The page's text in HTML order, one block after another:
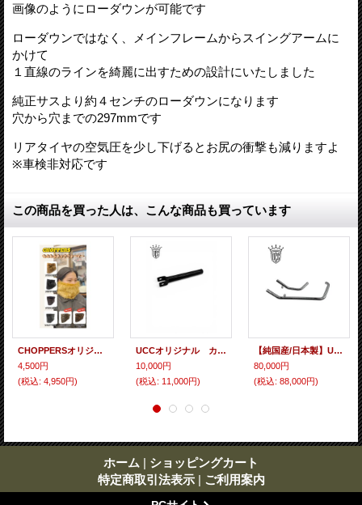
画像のようにローダウンが可能です
ローダウンではなく、メインフレームからスイングアームに
かけて
１直線のラインを綺麗に出すための設計にいたしました
純正サスより約４センチのローダウンになります
穴から穴までの297mmです
リアタイヤの空気圧を少し下げるとお尻の衝撃も減りますよ
※車検非対応です
この商品を買った人は、こんな商品も買っています
CHOPPERSオリジナル もふもふネックウォーマー
4,500円
(税込: 4,950円)
UCCオリジナル カワサキ バルカン400/800/II/C/D リジット ローダウン
10,000円
(税込: 11,000円)
【純国産/日本製】UCCオリジナル アップスイープマフラー ヘッダーパイプ・汎用エンド エボ ソフテイル
80,000円
(税込: 88,000円)
ホーム | ショッピングカート
特定商取引法表示 | ご利用案内